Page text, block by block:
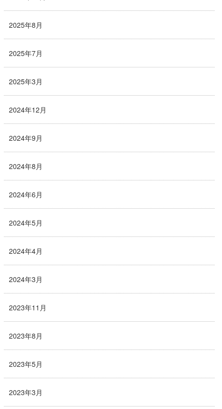
2025年8月
2025年7月
2025年3月
2024年12月
2024年9月
2024年8月
2024年6月
2024年5月
2024年4月
2024年3月
2023年11月
2023年8月
2023年5月
2023年3月